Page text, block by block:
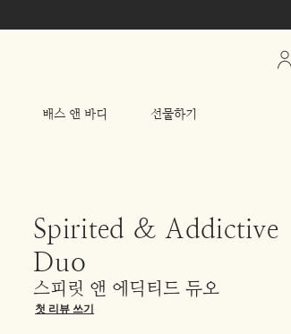
배스 앤 바디 선물하기
My
Spirited & Addictive
Duo
스피릿 앤 에딕티드 듀오
첫 리뷰 쓰기